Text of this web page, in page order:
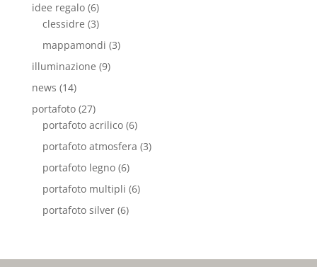
idee regalo(6)
clessidre (3)
mappamondi (3)
illuminazione (9)
news (14)
portafoto(27)
portafoto acrilico(6)
portafoto atmosfera (3)
portafoto legno(6)
portafoto multipli (6)
portafoto silver(6)